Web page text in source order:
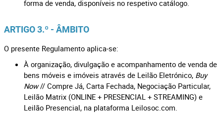
forma de venda, disponíveis no respetivo catálogo.
ARTIGO 3.º - ÂMBITO
O presente Regulamento aplica-se:
À organização, divulgação e acompanhamento de venda de
bens móveis e imóveis através de Leilão Eletrónico, Buy
Now// Compre Já, Carta Fechada, Negociação Particular,
Leilão Matrix (ONLINE + PRESENCIAL + STREAMING) e
Leilão Presencial, na plataforma Leilosoc.com.